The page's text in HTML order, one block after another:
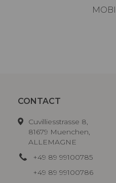
CONTACT
Cuvilliesstrasse 8,
81679 Muenchen,
ALLEMAGNE
+49 89 99100785
+49 89 99100786